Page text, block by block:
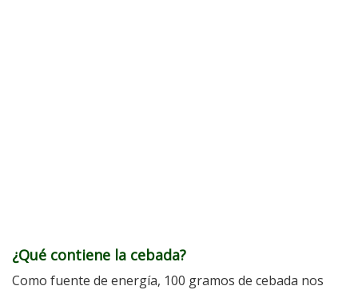
¿Qué contiene la cebada?
Como fuente de energía, 100 gramos de cebada nos